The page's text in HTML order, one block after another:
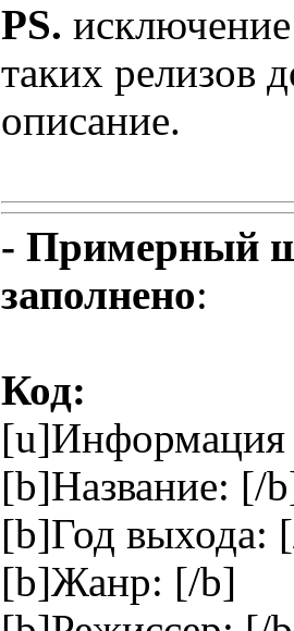
PS.
таких релизов
описание.
- Примерный
заполнено:
Код:
[u]Информация
[b]Название: [/
[b]Год выхода:
[b]Жанр: [/b]